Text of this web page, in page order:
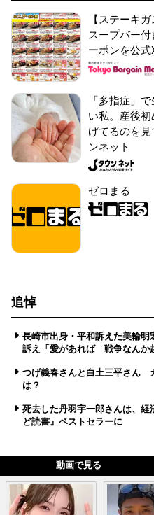
【ステーキ
スープバー付
ーポンを公
「多指症」
い私。産後
げてるのを
ンネット
ゼロまる
追悼
長崎市出身・平和訴えた美輪
訴え「愛があれば 戦争なんか
つげ義春さんと白土三平さん
は？
死去した丹羽宇一郎さんは、
ど読書』ベストセラーに
動画で見る